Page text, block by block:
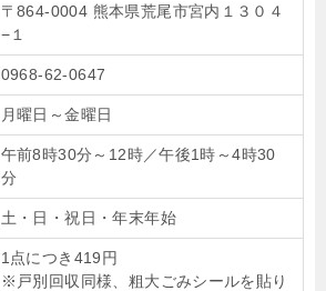
〒864-0004 熊本県荒尾市宮内１３０４
−１
0968-62-0647
月曜日～金曜日
午前8時30分～12時／午後1時～4時30
分
土・日・祝日・年末年始
1点につき419円
※戸別回収同様、粗大ごみシールを貼り